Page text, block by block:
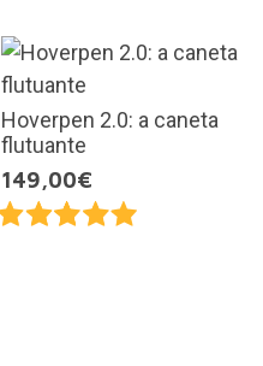
Hoverpen 2.0: a caneta
flutuante
149,00€